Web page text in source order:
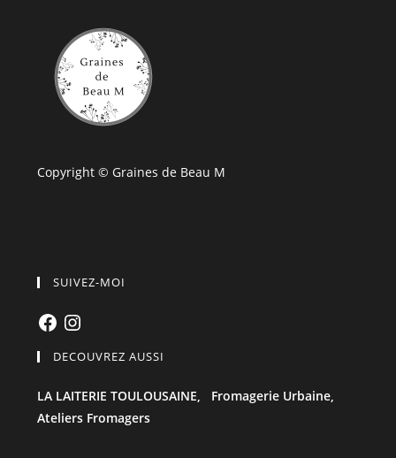
Copyright © Graines de Beau M
SUIVEZ-MOI
FacebookInstagram
DECOUVREZ AUSSI
LA LAITERIE TOULOUSAINE, Fromagerie Urbaine,
Ateliers Fromagers